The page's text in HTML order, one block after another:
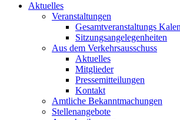
Aktuelles
Veranstaltungen
Gesamtveranstaltungs
Sitzungsangelegenheiten
Aus dem Verkehrsausschuss
Aktuelles
Mitglieder
Pressemitteilungen
Kontakt
Amtliche Bekanntmachungen
Stellenangebote